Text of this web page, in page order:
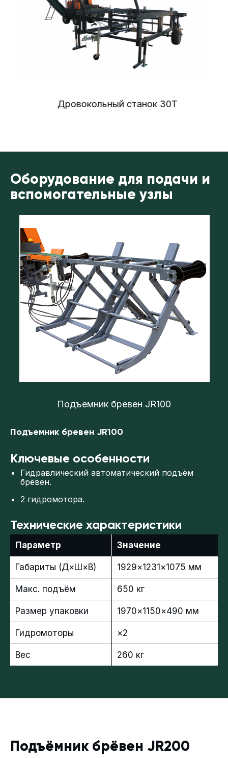
Дровокольный станок 30Т
Оборудование для подачи и
вспомогательные узлы
Подъемник бревен JR100
Подъемник бревен JR100
Ключевые особенности
Гидравлический автоматический подъём
брёвен.
2 гидромотора.
Технические характеристики
Параметр Значение
Габариты (Д×Ш×В) 1929×1231×1075 мм
Макс. подъём 650 кг
Размер упаковки 1970×1150×490 мм
Гидромоторы ×2
Вес 260 кг
Подъёмник брёвен JR200